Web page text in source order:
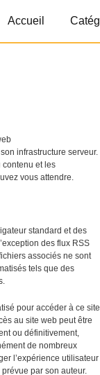
Accueil
infrastructure serveur.
contenu et les
vous attendre.
standard et des
des flux RSS
associés ne sont
tels que des
pour accéder à ce site
au site web peut être
ou définitivement,
de nombreux
l’expérience utilisateur
par son auteur.